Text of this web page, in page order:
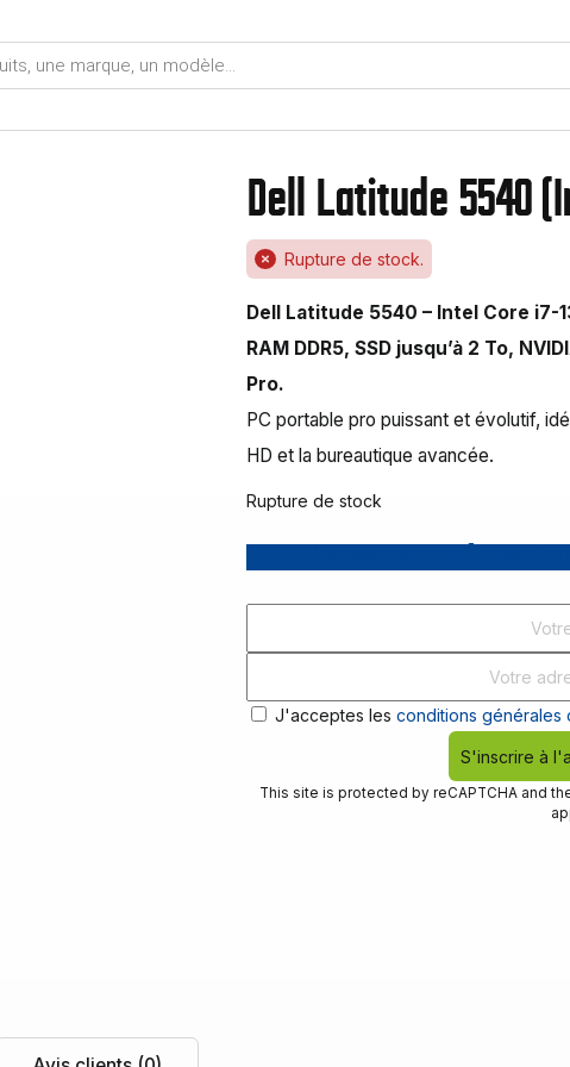
Dell Latitude 5540
Rupture de stock.
Dell Latitude 5540 – Intel Core i7-
RAM DDR5, SSD jusqu’à 2 To,
Pro.
PC portable pro puissant et évolutif,
HD et la bureautique avancée.
Rupture de stock
J'acceptes lesconditions générales
S'inscrire à
This site is protected by reCAPTCHA and